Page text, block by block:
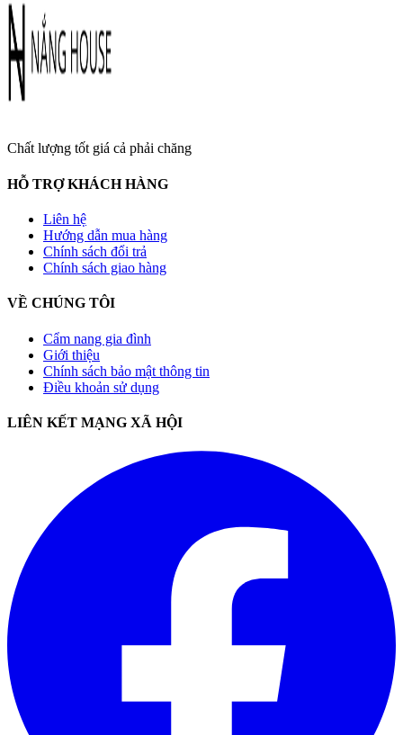
Chất lượng tốt giá cả phải chăng
HỖ TRỢ KHÁCH HÀNG
Liên hệ
Hướng dẫn mua hàng
Chính sách đổi trả
Chính sách giao hàng
VỀ CHÚNG TÔI
Cẩm nang gia đình
Giới thiệu
Chính sách bảo mật thông tin
Điều khoản sử dụng
LIÊN KẾT MẠNG XÃ HỘI